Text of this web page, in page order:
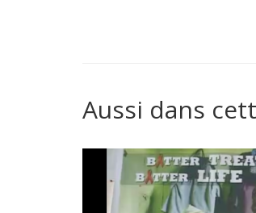
Aussi dans